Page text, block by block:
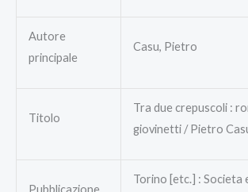
Autore
principale
Casu, Pietro
Titolo
Tra due crepuscoli :
giovinetti / Pietro
Pubblicazione
Torino [etc.] : Societa